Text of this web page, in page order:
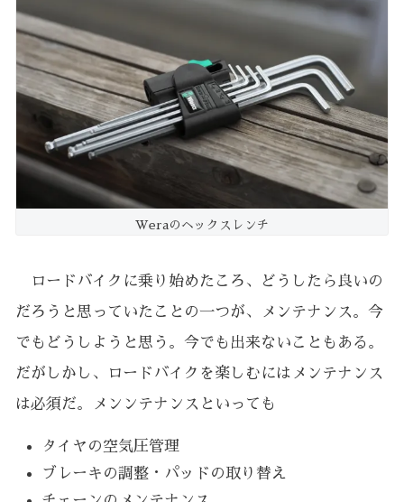
Weraのヘックスレンチ
ロードバイクに乗り始めたころ、どうしたら良いの
だろうと思っていたことの一つが、メンテナンス。今
でもどうしようと思う。今でも出来ないこともある。
だがしかし、ロードバイクを楽しむにはメンテナンス
は必須だ。メンンテナンスといっても
タイヤの空気圧管理
ブレーキの調整・パッドの取り替え